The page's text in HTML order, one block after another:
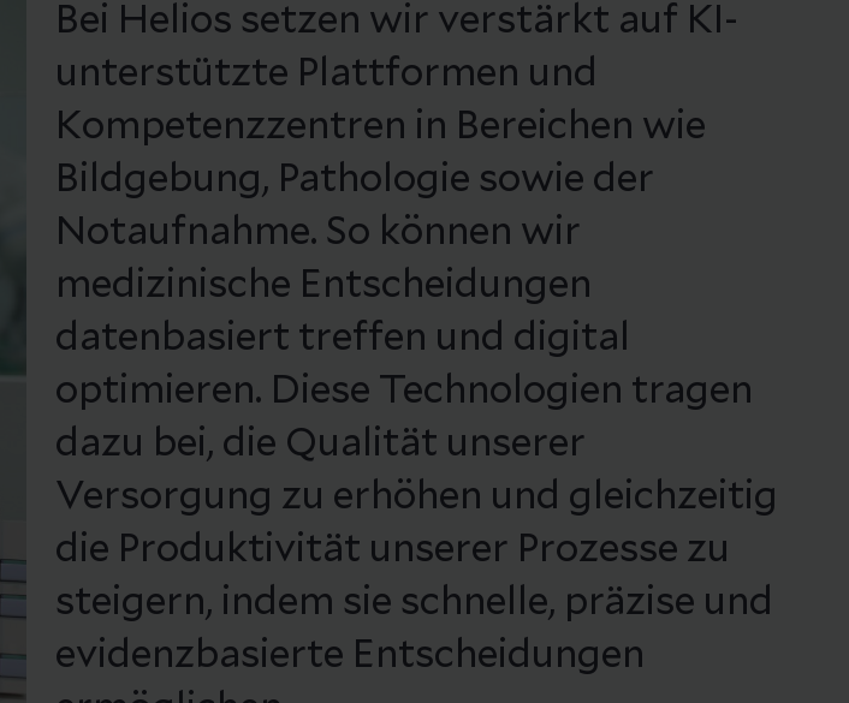
Bei Helios setzen wir verstärkt auf KI-
unterstützte Plattformen und
Kompetenzzentren in Bereichen wie
Bildgebung, Pathologie sowie der
Notaufnahme. So können wir
medizinische Entscheidungen
datenbasiert treffen und digital
optimieren. Diese Technologien tragen
dazu bei, die Qualität unserer
Versorgung zu erhöhen und gleichzeitig
die Produktivität unserer Prozesse zu
steigern, indem sie schnelle, präzise und
evidenzbasierte Entscheidungen